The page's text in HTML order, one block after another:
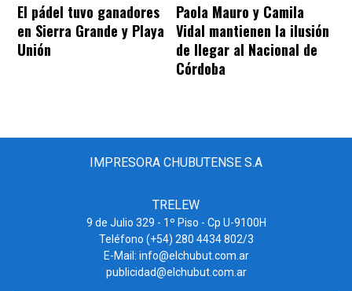
El pádel tuvo ganadores
en Sierra Grande y Playa
Unión
Paola Mauro y Camila
Vidal mantienen la ilusión
de llegar al Nacional de
Córdoba
IMPRESORA CHUBUTENSE S.A
TRELEW
9 de Julio 329 - 1º Piso - Cp U-9100H
Teléfono (+54) 280 4434 802/3
E-Mail: info@elchubut.com.ar
publicidad@elchubut.com.ar